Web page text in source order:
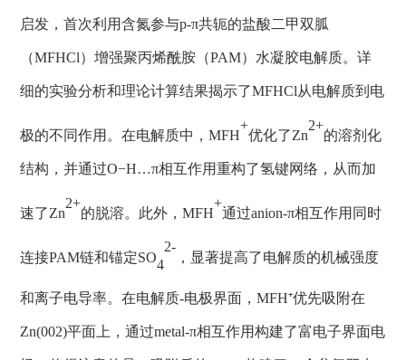
启发，首次利用含氮参与p-π共轭的盐酸二甲双胍
（MFHCl）增强聚丙烯酰胺（PAM）水凝胶电解质。详
细的实验分析和理论计算结果揭示了MFHCl从电解质到电
极的不同作用。在电解质中，MFH
+
优化了Zn
2+
的溶剂化
结构，并通过O−H…π相互作用重构了氢键网络，从而加
速了Zn
2+
的脱溶。此外，MFH
+
通过anion-π相互作用同时
连接PAM链和锚定SO4
2-
，显著提高了电解质的机械强度
和离子电导率。在电解质-电极界面，MFH⁺优先吸附在
Zn(002)平面上，通过metal-π相互作用构建了富电子界面电